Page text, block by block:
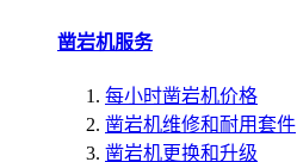
凿岩机服务
每小时凿岩机价格
凿岩机维修和耐用套件
凿岩机更换和升级